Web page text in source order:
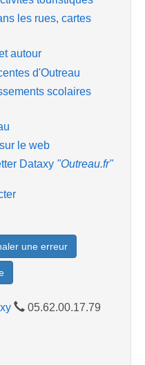
les rues, cartes
autour
d'Outreau
scolaires
le web
Dataxy "Outreau.fr"
une erreur
05.62.00.17.79